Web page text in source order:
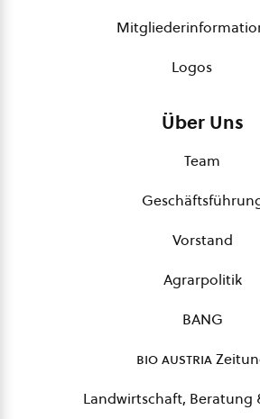
Logos
Über Uns
Team
Vorstand
Agrarpolitik
BANG
bio austria
Landwirtschaft, Beratung